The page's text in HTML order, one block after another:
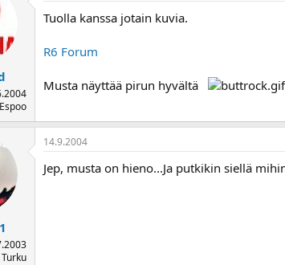
Espoo
Tuolla kanssa jotain kuvia.
R6 Forum
Musta näyttää pirun hyvältä
Turku
14.9.2004
Jep, musta on hieno...Ja putkikin siellä